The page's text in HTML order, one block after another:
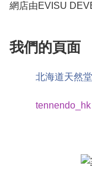
網店由EVISU
我們的頁面
北海道天然
tennendo_hk